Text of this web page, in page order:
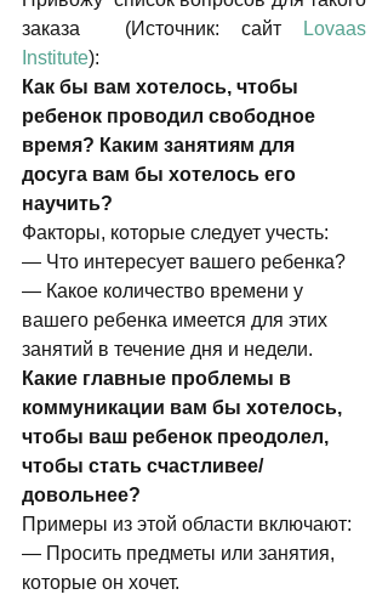
заказа  (Источник: сайт
Lovaas
Institute):
Как бы вам хотелось, чтобы
ребенок проводил свободное
время? Каким занятиям для
досуга вам бы хотелось его
научить?
Факторы, которые следует учесть:
— Что интересует вашего ребенка?
— Какое количество времени у
вашего ребенка имеется для этих
занятий в течение дня и недели.
Какие главные проблемы в
коммуникации вам бы хотелось,
чтобы ваш ребенок преодолел,
чтобы стать счастливее/
довольнее?
Примеры из этой области включают:
— Просить предметы или занятия,
которые он хочет.